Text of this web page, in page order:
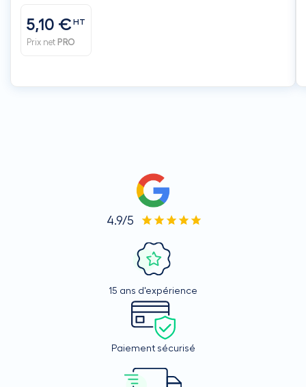
5,10 €HT
Prix net PRO
4.9/5
15 ans d'expérience
Paiement sécurisé